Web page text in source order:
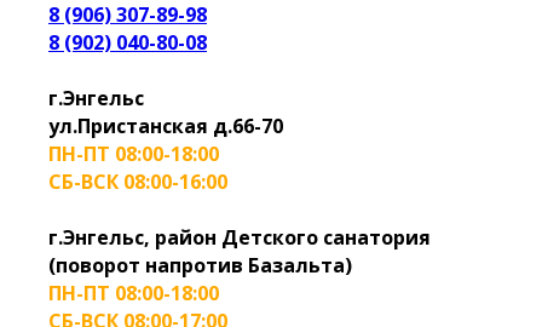
8 (906) 307-89-98
8 (902) 040-80-08
г.Энгельс
ул.Пристанская д.66-70
ПН-ПТ 08:00-18:00
СБ-ВСК 08:00-16:00
г.Энгельс, район Детского санатория
(поворот напротив Базальта)
ПН-ПТ 08:00-18:00
СБ-ВСК 08:00-17:00